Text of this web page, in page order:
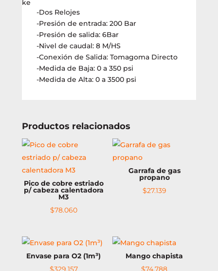
cantidad
-Dos Relojes
-Presión de entrada: 200 Bar
-Presión de salida: 6Bar
-Nivel de caudal: 8 M/HS
-Conexión de Salida: Tomagoma Directo
-Medida de Baja: 0 a 350 psi
-Medida de Alta: 0 a 3500 psi
Productos relacionados
Pico de cobre estriado
p/ cabeza calentadora
M3
$78.060
Garrafa de gas
propano
$27.139
Envase para O2 (1m³)
$329.157
Mango chapista
$74.788